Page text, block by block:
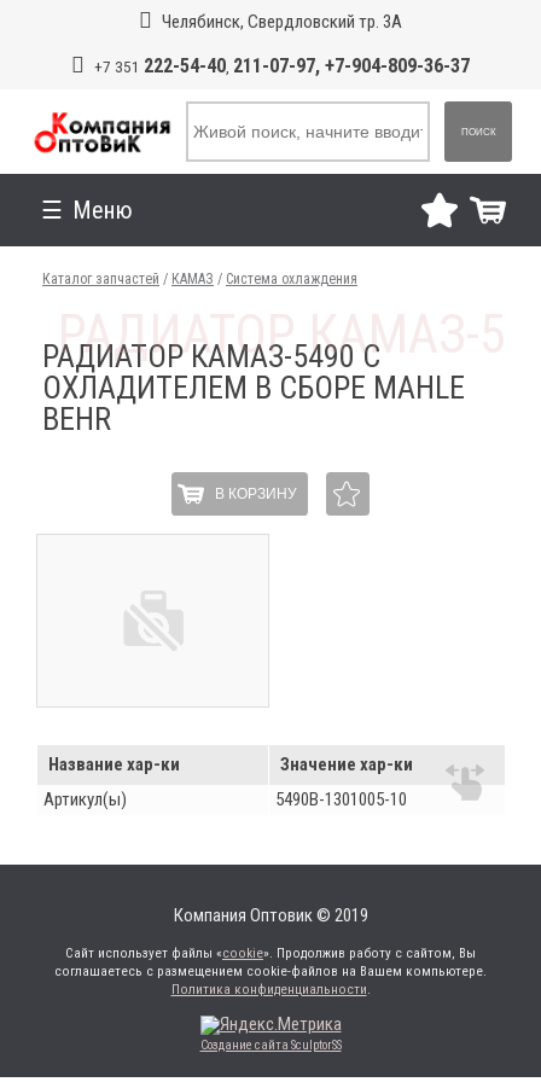
Челябинск, Свердловский тр. 3А
+7 351 222-54-40, 211-07-97, +7-904-809-36-37
ПОИСК
Меню
Каталог запчастей / КАМАЗ / Система охлаждения
РАДИАТОР КАМАЗ-5490 С
ОХЛАДИТЕЛЕМ В СБОРЕ MAHLE
BEHR
В КОРЗИНУ
Название хар-ки
Значение хар-ки
Артикул(ы)
5490В-1301005-10
Компания Оптовик © 2019
Сайт использует файлы «cookie». Продолжив работу с сайтом, Вы
соглашаетесь с размещением cookie-файлов на Вашем компьютере.
Политика конфиденциальности.
Создание сайта SculptorSS